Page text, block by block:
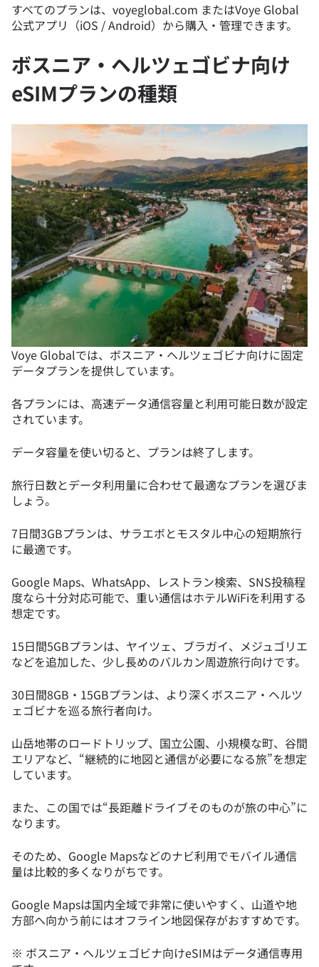
すべてのプランは、voyeglobal.com またはVoye Global
公式アプリ（iOS / Android）から購入・管理できます。
ボスニア・ヘルツェゴビナ向け
eSIMプランの種類
Voye Globalでは、ボスニア・ヘルツェゴビナ向けに固定
データプランを提供しています。
各プランには、高速データ通信容量と利用可能日数が設定
されています。
データ容量を使い切ると、プランは終了します。
旅行日数とデータ利用量に合わせて最適なプランを選びま
しょう。
7日間3GBプランは、サラエボとモスタル中心の短期旅行
に最適です。
Google Maps、WhatsApp、レストラン検索、SNS投稿程
度なら十分対応可能で、重い通信はホテルWiFiを利用する
想定です。
15日間5GBプランは、ヤイツェ、ブラガイ、メジュゴリエ
などを追加した、少し長めのバルカン周遊旅行向けです。
30日間8GB・15GBプランは、より深くボスニア・ヘルツ
ェゴビナを巡る旅行者向け。
山岳地帯のロードトリップ、国立公園、小規模な町、谷間
エリアなど、“継続的に地図と通信が必要になる旅”を想定
しています。
また、この国では“長距離ドライブそのものが旅の中心”に
なります。
そのため、Google Mapsなどのナビ利用でモバイル通信
量は比較的多くなりがちです。
Google Mapsは国内全域で非常に使いやすく、山道や地
方部へ向かう前にはオフライン地図保存がおすすめです。
※ ボスニア・ヘルツェゴビナ向けeSIMはデータ通信専用